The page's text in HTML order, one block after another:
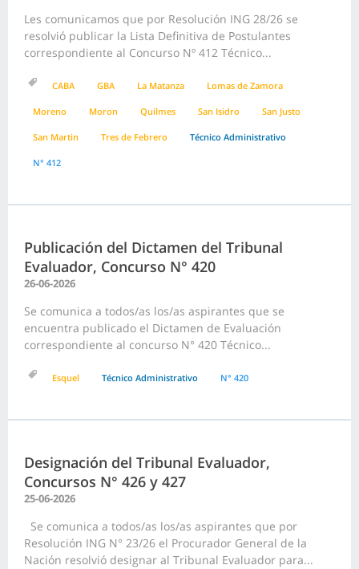
Les comunicamos que por Resolución ING 28/26 se
resolvió publicar la Lista Definitiva de Postulantes
correspondiente al Concurso Nº 412 Técnico...
CABA GBA La Matanza Lomas de Zamora
Moreno Moron Quilmes San Isidro San Justo
San Martin Tres de Febrero Técnico Administrativo
N° 412
Publicación del Dictamen del Tribunal
Evaluador, Concurso N° 420
26-06-2026
Se comunica a todos/as los/as aspirantes que se
encuentra publicado el Dictamen de Evaluación
correspondiente al concurso N° 420 Técnico...
Esquel Técnico Administrativo N° 420
Designación del Tribunal Evaluador,
Concursos N° 426 y 427
25-06-2026
Se comunica a todos/as los/as aspirantes que por
Resolución ING N° 23/26 el Procurador General de la
Nación resolvió designar al Tribunal Evaluador para...